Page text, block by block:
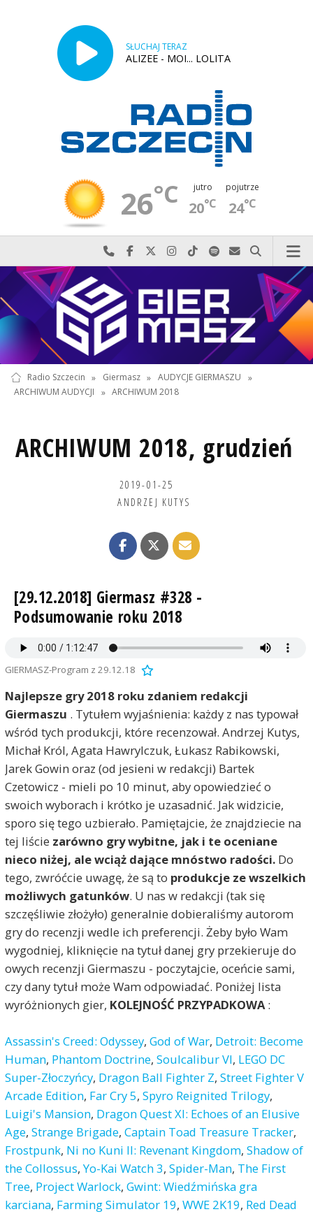
SŁUCHAJ TERAZ
ALIZEE - MOI... LOLITA
26°C jutro
20°C
pojutrze
24°C
Najlepiej po prostu do nas zadzwoń
Odwiedź nas na Facebook-u
Odwiedź nas na X
Odwiedź nas na Instagram-ie
Odwiedź nas na TikTok-u
Szukaj nas na Spotify
Wyślij do nas
Szukaj
Radio Szczecin » Giermasz » AUDYCJE GIERMASZU
»
ARCHIWUM AUDYCJI
» ARCHIWUM 2018
ARCHIWUM 2018, grudzień
2019-01-25
ANDRZEJ KUTYS
[29.12.2018] Giermasz #328 -
Podsumowanie roku 2018
GIERMASZ-Program z 29.12.18
Najlepsze gry 2018 roku zdaniem redakcji
Giermaszu . Tytułem wyjaśnienia: każdy z nas typował
wśród tych produkcji, które recenzował. Andrzej Kutys,
Michał Król, Agata Hawrylczuk, Łukasz Rabikowski,
Jarek Gowin oraz (od jesieni w redakcji) Bartek
Czetowicz - mieli po 10 minut, aby opowiedzieć o
swoich wyborach i krótko je uzasadnić. Jak widzicie,
sporo się tego uzbierało. Pamiętajcie, że znajdziecie na
tej liście zarówno gry wybitne, jak i te oceniane
nieco niżej, ale wciąż dające mnóstwo radości.Do
tego, zwróćcie uwagę, że są to produkcje ze wszelkich
możliwych gatunków. U nas w redakcji (tak się
szczęśliwie złożyło) generalnie dobieraliśmy autorom
gry do recenzji wedle ich preferencji. Żeby było Wam
wygodniej, kliknięcie na tytuł danej gry przekieruje do
owych recenzji Giermaszu - poczytajcie, oceńcie sami,
czy dany tytuł może Wam odpowiadać. Poniżej lista
wyróżnionych gier, KOLEJNOŚĆ PRZYPADKOWA:
Assassin's Creed: Odyssey, God of War, Detroit: Become
Human, Phantom Doctrine, Soulcalibur VI, LEGO DC
Super-Złoczyńcy, Dragon Ball Fighter Z, Street Fighter V
Arcade Edition, Far Cry 5, Spyro Reignited Trilogy,
Luigi's Mansion, Dragon Quest XI: Echoes of an Elusive
Age, Strange Brigade, Captain Toad Treasure Tracker,
Frostpunk, Ni no Kuni II: Revenant Kingdom, Shadow of
the Collossus, Yo-Kai Watch 3, Spider-Man, The First
Tree, Project Warlock, Gwint: Wiedźmińska gra
karciana, Farming Simulator 19, WWE 2K19, Red Dead